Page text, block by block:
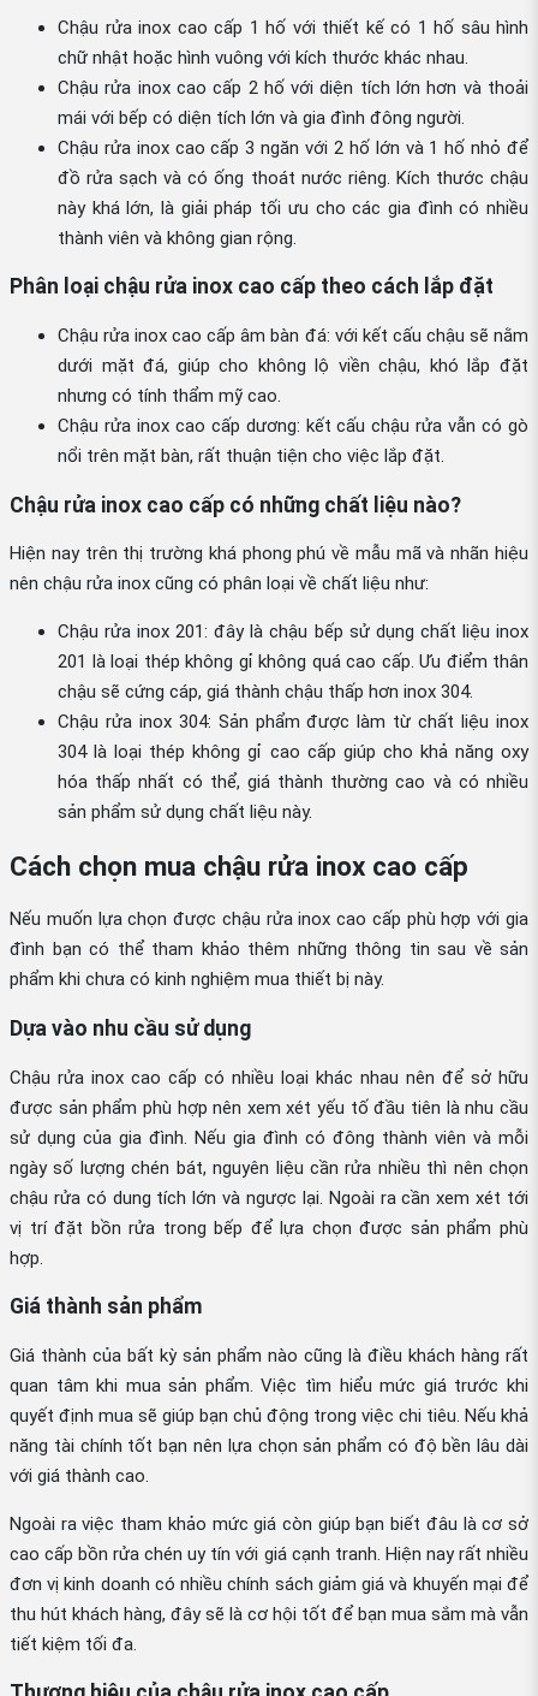
Chậu rửa inox cao cấp 1 hố với thiết kế có 1 hố sâu hình
chữ nhật hoặc hình vuông với kích thước khác nhau.
Chậu rửa inox cao cấp 2 hố với diện tích lớn hơn và thoải
mái với bếp có diện tích lớn và gia đình đông người.
Chậu rửa inox cao cấp 3 ngăn với 2 hố lớn và 1 hố nhỏ để
đồ rửa sạch và có ống thoát nước riêng. Kích thước chậu
này khá lớn, là giải pháp tối ưu cho các gia đình có nhiều
thành viên và không gian rộng.
Phân loại chậu rửa inox cao cấp theo cách lắp đặt
Chậu rửa inox cao cấp âm bàn đá: với kết cấu chậu sẽ nằm
dưới mặt đá, giúp cho không lộ viền chậu, khó lắp đặt
nhưng có tính thẩm mỹ cao.
Chậu rửa inox cao cấp dương: kết cấu chậu rửa vẫn có gò
nổi trên mặt bàn, rất thuận tiện cho việc lắp đặt.
Chậu rửa inox cao cấp có những chất liệu nào?
Hiện nay trên thị trường khá phong phú về mẫu mã và nhãn hiệu
nên chậu rửa inox cũng có phân loại về chất liệu như:
Chậu rửa inox 201: đây là chậu bếp sử dụng chất liệu inox
201 là loại thép không gỉ không quá cao cấp. Ưu điểm thân
chậu sẽ cứng cáp, giá thành chậu thấp hơn inox 304.
Chậu rửa inox 304: Sản phẩm được làm từ chất liệu inox
304 là loại thép không gỉ cao cấp giúp cho khả năng oxy
hóa thấp nhất có thể, giá thành thường cao và có nhiều
sản phẩm sử dụng chất liệu này.
Cách chọn mua chậu rửa inox cao cấp
Nếu muốn lựa chọn được chậu rửa inox cao cấp phù hợp với gia
đình bạn có thể tham khảo thêm những thông tin sau về sản
phẩm khi chưa có kinh nghiệm mua thiết bị này.
Dựa vào nhu cầu sử dụng
Chậu rửa inox cao cấp có nhiều loại khác nhau nên để sở hữu
được sản phẩm phù hợp nên xem xét yếu tố đầu tiên là nhu cầu
sử dụng của gia đình. Nếu gia đình có đông thành viên và mỗi
ngày số lượng chén bát, nguyên liệu cần rửa nhiều thì nên chọn
chậu rửa có dung tích lớn và ngược lại. Ngoài ra cần xem xét tới
vị trí đặt bồn rửa trong bếp để lựa chọn được sản phẩm phù
hợp.
Giá thành sản phẩm
Giá thành của bất kỳ sản phẩm nào cũng là điều khách hàng rất
quan tâm khi mua sản phẩm. Việc tìm hiểu mức giá trước khi
quyết định mua sẽ giúp bạn chủ động trong việc chi tiêu. Nếu khả
năng tài chính tốt bạn nên lựa chọn sản phẩm có độ bền lâu dài
với giá thành cao.
Ngoài ra việc tham khảo mức giá còn giúp bạn biết đâu là cơ sở
cao cấp bồn rửa chén uy tín với giá cạnh tranh. Hiện nay rất nhiều
đơn vị kinh doanh có nhiều chính sách giảm giá và khuyến mại để
thu hút khách hàng, đây sẽ là cơ hội tốt để bạn mua sắm mà vẫn
tiết kiệm tối đa.